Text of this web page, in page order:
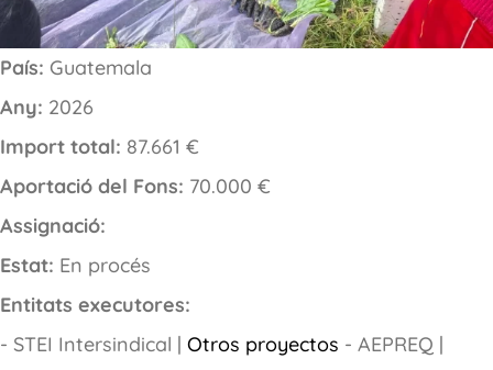
País: Guatemala
Any: 2026
Import total: 87.661 €
Aportació del Fons: 70.000 €
Assignació:
Estat: En procés
Entitats executores:
- STEI Intersindical | Otros proyectos - AEPREQ |